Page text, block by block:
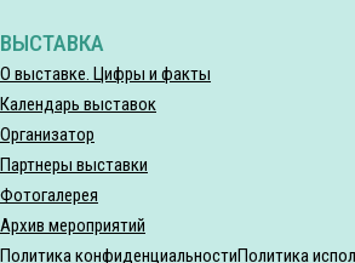
ВЫСТАВКА
О выставке. Цифры и факты
Календарь выставок
Организатор
Партнеры выставки
Фотогалерея
Архив мероприятий
Политика конфиденциальностиПолитика